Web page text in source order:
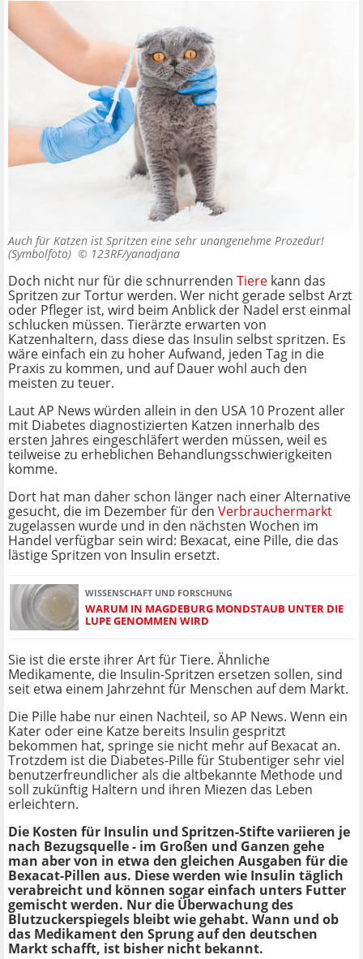
Auch für Katzen ist Spritzen eine sehr unangenehme Prozedur!
(Symbolfoto) © 123RF/yanadjana
Doch nicht nur für die schnurrenden Tiere kann das
Spritzen zur Tortur werden. Wer nicht gerade selbst Arzt
oder Pfleger ist, wird beim Anblick der Nadel erst einmal
schlucken müssen. Tierärzte erwarten von
Katzenhaltern, dass diese das Insulin selbst spritzen. Es
wäre einfach ein zu hoher Aufwand, jeden Tag in die
Praxis zu kommen, und auf Dauer wohl auch den
meisten zu teuer.
Laut AP News würden allein in den USA 10 Prozent aller
mit Diabetes diagnostizierten Katzen innerhalb des
ersten Jahres eingeschläfert werden müssen, weil es
teilweise zu erheblichen Behandlungsschwierigkeiten
komme.
Dort hat man daher schon länger nach einer Alternative
gesucht, die im Dezember für den Verbrauchermarkt
zugelassen wurde und in den nächsten Wochen im
Handel verfügbar sein wird: Bexacat, eine Pille, die das
lästige Spritzen von Insulin ersetzt.
WISSENSCHAFT UND FORSCHUNG
WARUM IN MAGDEBURG MONDSTAUB UNTER DIE
LUPE GENOMMEN WIRD
Sie ist die erste ihrer Art für Tiere. Ähnliche
Medikamente, die Insulin-Spritzen ersetzen sollen, sind
seit etwa einem Jahrzehnt für Menschen auf dem Markt.
Die Pille habe nur einen Nachteil, so AP News. Wenn ein
Kater oder eine Katze bereits Insulin gespritzt
bekommen hat, springe sie nicht mehr auf Bexacat an.
Trotzdem ist die Diabetes-Pille für Stubentiger sehr viel
benutzerfreundlicher als die altbekannte Methode und
soll zukünftig Haltern und ihren Miezen das Leben
erleichtern.
Die Kosten für Insulin und Spritzen-Stifte variieren je
nach Bezugsquelle - im Großen und Ganzen gehe
man aber von in etwa den gleichen Ausgaben für die
Bexacat-Pillen aus. Diese werden wie Insulin täglich
verabreicht und können sogar einfach unters Futter
gemischt werden. Nur die Überwachung des
Blutzuckerspiegels bleibt wie gehabt. Wann und ob
das Medikament den Sprung auf den deutschen
Markt schafft, ist bisher nicht bekannt.